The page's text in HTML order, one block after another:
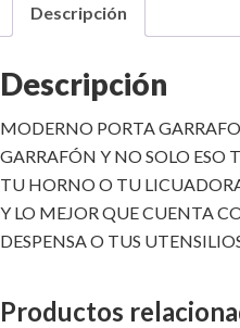
Descripción
Descripción
MODERNO PORTA
GARRAFÓN Y NO SOLO ESO
TU HORNO O TU
Y LO MEJOR QUE CUENTA
DESPENSA O TUS
Productos